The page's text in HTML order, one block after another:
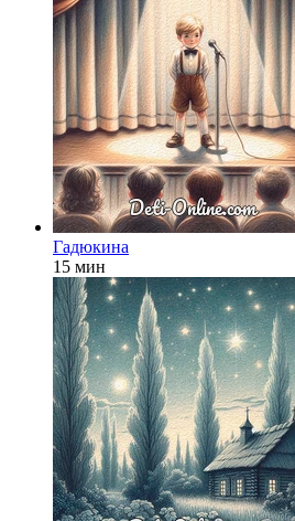
Гадюкина
15 мин